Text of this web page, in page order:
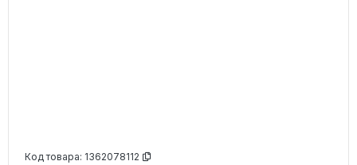
Код товара: 1362078112